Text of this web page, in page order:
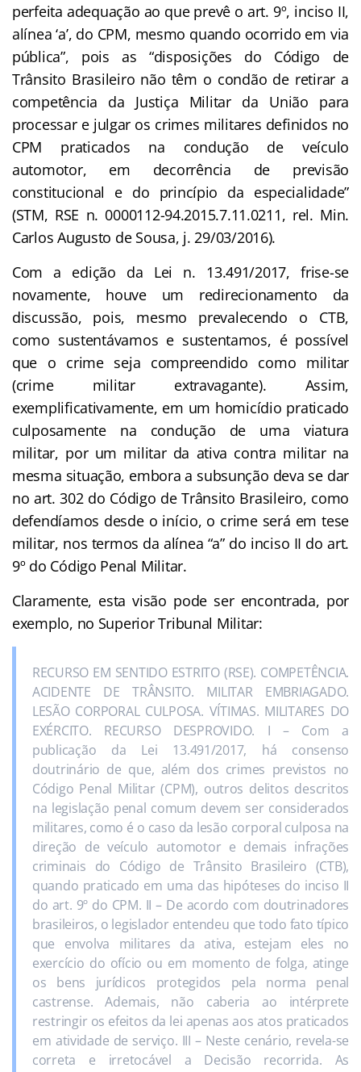
perfeita adequação ao que prevê o art. 9º, inciso II,
alínea ‘a’, do CPM, mesmo quando ocorrido em via
pública”, pois as “disposições do Código de
Trânsito Brasileiro não têm o condão de retirar a
competência da Justiça Militar da União para
processar e julgar os crimes militares definidos no
CPM praticados na condução de veículo
automotor, em decorrência de previsão
constitucional e do princípio da especialidade”
(STM, RSE n. 0000112-94.2015.7.11.0211, rel. Min.
Carlos Augusto de Sousa, j. 29/03/2016).
Com a edição da Lei n. 13.491/2017, frise-se
novamente, houve um redirecionamento da
discussão, pois, mesmo prevalecendo o CTB,
como sustentávamos e sustentamos, é possível
que o crime seja compreendido como militar
(crime militar extravagante). Assim,
exemplificativamente, em um homicídio praticado
culposamente na condução de uma viatura
militar, por um militar da ativa contra militar na
mesma situação, embora a subsunção deva se dar
no art. 302 do Código de Trânsito Brasileiro, como
defendíamos desde o início, o crime será em tese
militar, nos termos da alínea “a” do inciso II do art.
9º do Código Penal Militar.
Claramente, esta visão pode ser encontrada, por
exemplo, no Superior Tribunal Militar:
RECURSO EM SENTIDO ESTRITO (RSE). COMPETÊNCIA.
ACIDENTE DE TRÂNSITO. MILITAR EMBRIAGADO.
LESÃO CORPORAL CULPOSA. VÍTIMAS. MILITARES DO
EXÉRCITO. RECURSO DESPROVIDO. I – Com a
publicação da Lei 13.491/2017, há consenso
doutrinário de que, além dos crimes previstos no
Código Penal Militar (CPM), outros delitos descritos
na legislação penal comum devem ser considerados
militares, como é o caso da lesão corporal culposa na
direção de veículo automotor e demais infrações
criminais do Código de Trânsito Brasileiro (CTB),
quando praticado em uma das hipóteses do inciso II
do art. 9º do CPM. II – De acordo com doutrinadores
brasileiros, o legislador entendeu que todo fato típico
que envolva militares da ativa, estejam eles no
exercício do ofício ou em momento de folga, atinge
os bens jurídicos protegidos pela norma penal
castrense. Ademais, não caberia ao intérprete
restringir os efeitos da lei apenas aos atos praticados
em atividade de serviço. III – Neste cenário, revela-se
correta e irretocável a Decisão recorrida. As